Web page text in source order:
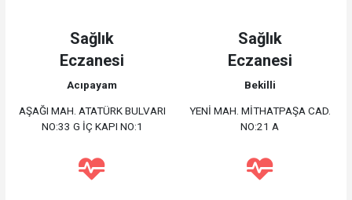
Sağlık
Eczanesi
Acıpayam
AŞAĞI MAH. ATATÜRK BULVARI
NO:33 G İÇ KAPI NO:1
Sağlık
Eczanesi
Bekilli
YENİ MAH. MİTHATPAŞA CAD.
NO:21 A